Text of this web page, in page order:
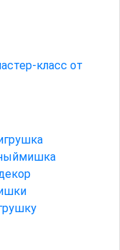
класс от